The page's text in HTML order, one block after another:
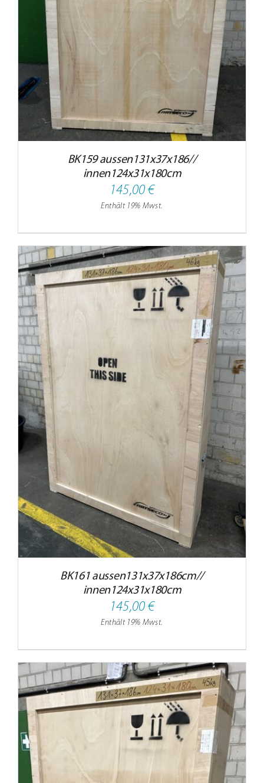
BK159 aussen131x37x186//
innen124x31x180cm
145,00€
Enthält 19% Mwst.
BK161 aussen131x37x186cm//
innen124x31x180cm
145,00€
Enthält 19% Mwst.